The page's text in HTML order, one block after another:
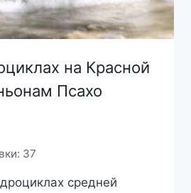
на Красной
Псахо
37
средней